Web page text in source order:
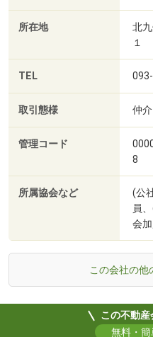
所在地
北
１
TEL
取引態様 仲介
管理コード
8
所属協会など
(公
員
会
この会社の他
この不動
無料・簡